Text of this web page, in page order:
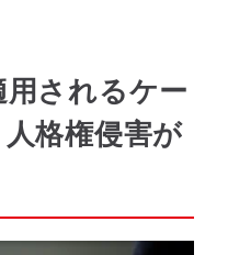
されるケー
格権侵害が